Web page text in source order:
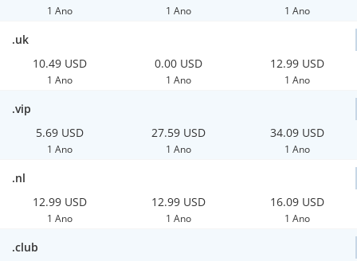
1 Ano 1 Ano 1 Ano
.uk
10.49 USD
1 Ano
0.00 USD
1 Ano
12.99 USD
1 Ano
.vip
5.69 USD
1 Ano
27.59 USD
1 Ano
34.09 USD
1 Ano
.nl
12.99 USD
1 Ano
12.99 USD
1 Ano
16.09 USD
1 Ano
.club